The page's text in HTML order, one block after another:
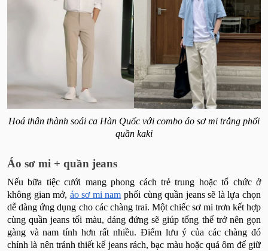
Hoá thân thành soái ca Hàn Quốc với combo áo sơ mi trắng phối
quần kaki
Áo sơ mi + quần jeans
Nếu bữa tiệc cưới mang phong cách trẻ trung hoặc tổ chức ở
không gian mở, áo sơ mi nam phối cùng quần jeans sẽ là lựa chọn
dễ dàng ứng dụng cho các chàng trai. Một chiếc sơ mi trơn kết hợp
cùng quần jeans tối màu, dáng đứng sẽ giúp tổng thể trở nên gọn
gàng và nam tính hơn rất nhiều. Điểm lưu ý của các chàng đó
chính là nên tránh thiết kế jeans rách, bạc màu hoặc quá ôm để giữ